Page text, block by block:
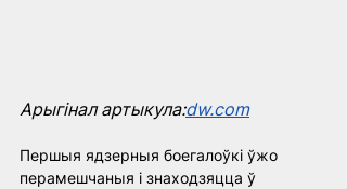
Арыгінал артыкула:dw.com
Першыя ядзерныя боегалоўкі ўжо
перамешчаныя і знаходзяцца ў